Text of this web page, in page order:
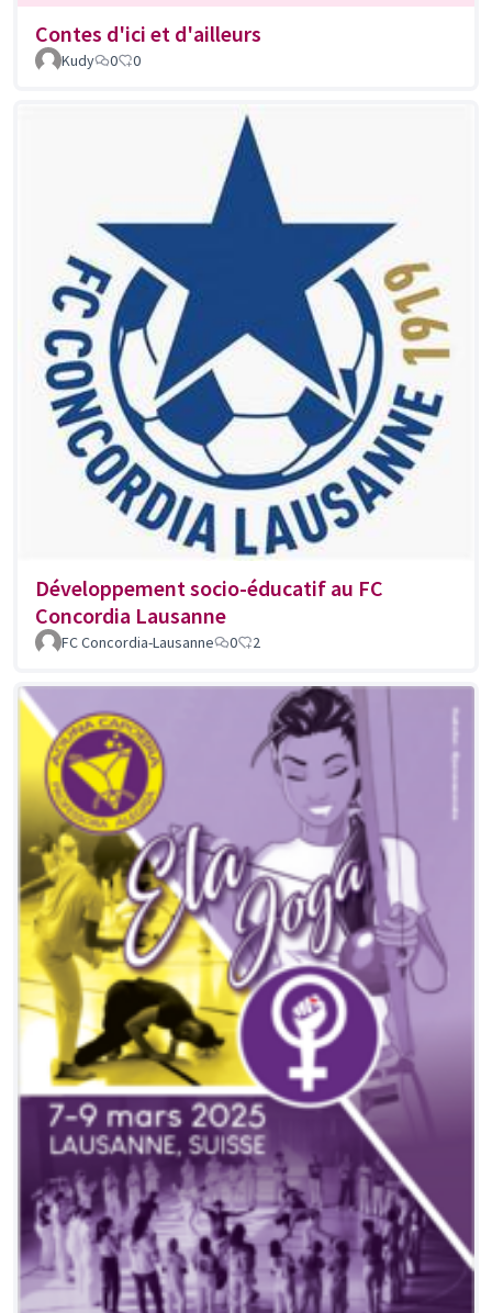
Contes d'ici et d'ailleurs
Kudy 0 0
Développement socio-éducatif au FC
Concordia Lausanne
FC Concordia-Lausanne 0 2